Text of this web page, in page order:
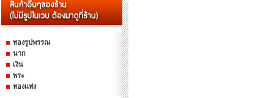
ทองรูปพรรณ
นาก
เงิน
พระ
ทองแท่ง